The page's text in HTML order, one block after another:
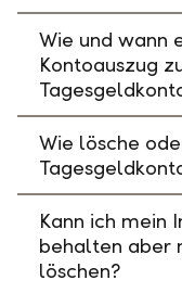
Wie und wann
Kontoauszug
Wie lösche
Kann ich mein
behalten aber
löschen?